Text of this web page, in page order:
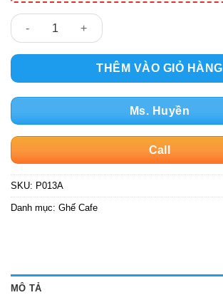
Ghế quầy bar P013A số lượng
THÊM VÀO GIỎ HÀNG
Ms. Huyền
Call
SKU: P013A
Danh mục: Ghế Cafe
MÔ TẢ